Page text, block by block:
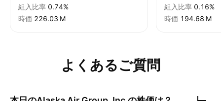
組入比率 0.74%
時価 ‪226.03 M‬
組入比率 0.16%
時価 ‪194.68 M‬
よくあるご質問